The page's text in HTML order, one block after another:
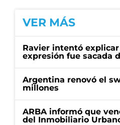
VER MÁS
Ravier intentó
expresión fue sacada
Argentina renovó el
millones
ARBA informó que
del Inmobiliario